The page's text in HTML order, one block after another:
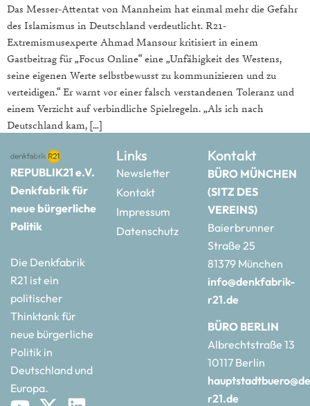
Das Messer-Attentat von Mannheim hat einmal mehr die Gefahr
des Islamismus in Deutschland verdeutlicht. R21-
Extremismusexperte Ahmad Mansour kritisiert in einem
Gastbeitrag für „Focus Online“ eine „Unfähigkeit des Westens,
seine eigenen Werte selbstbewusst zu kommunizieren und zu
verteidigen.“ Er warnt vor einer falsch verstandenen Toleranz und
einem Verzicht auf verbindliche Spielregeln. „Als ich nach
Deutschland kam, […]
REPUBLIK21 e.V.
Denkfabrik für
neue bürgerliche
Politik
Die Denkfabrik
R21 ist ein
politischer
Thinktank für
neue bürgerliche
Politik in
Deutschland und
Europa.
Links
Newsletter
Kontakt
Impressum
Datenschutz
Kontakt
BÜRO MÜNCHEN
(SITZ DES
VEREINS)
Baierbrunner
Straße 25
81379 München
info@denkfabrik-
r21.de
BÜRO BERLIN
Albrechtstraße 13
10117 Berlin
r21.de